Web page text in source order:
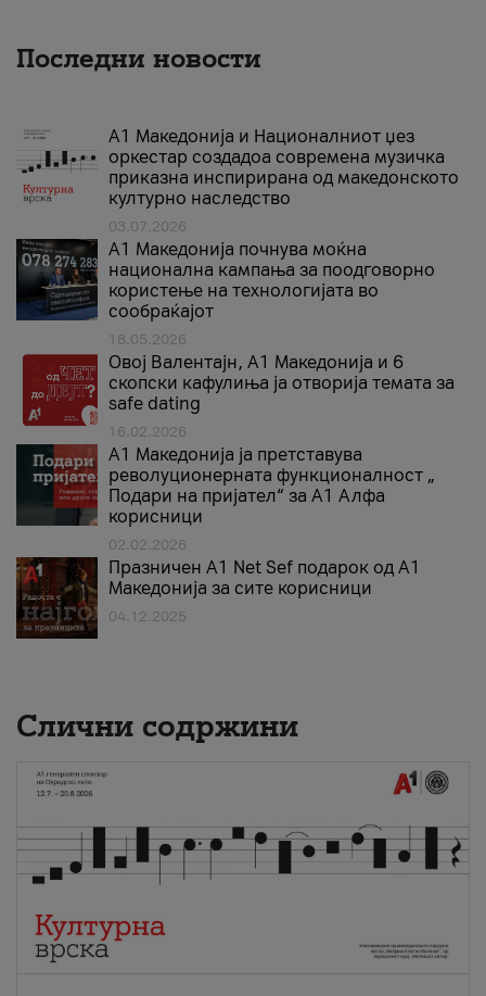
Последни новости
А1 Македонија и Националниот џез
оркестар создадоа современа музичка
приказна инспирирана од македонското
културно наследство
03.07.2026
A1 Македонија почнува моќна
национална кампања за поодговорно
користење на технологијата во
сообраќајот
18.05.2026
Овој Валентајн, A1 Македонија и 6
скопски кафулиња ја отворија темата за
safe dating
16.02.2026
А1 Македонија ја претставува
револуционерната функционалност „
Подари на пријател“ за А1 Алфа
корисници
02.02.2026
Празничен A1 Net Sеf подарок од А1
Македонија за сите корисници
04.12.2025
Слични содржини